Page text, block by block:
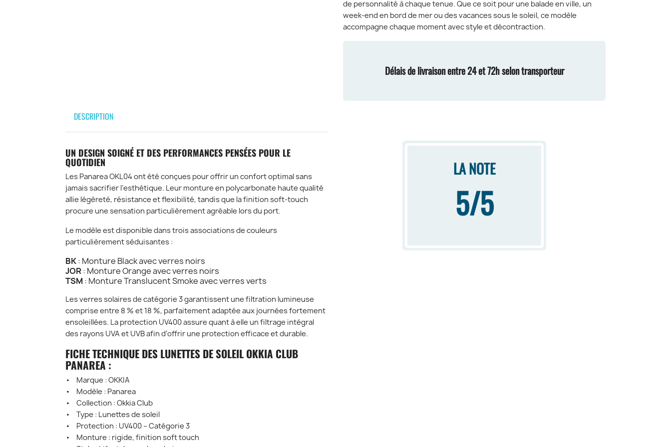
de personnalité à chaque tenue. Que ce soit pour une balade en ville, un
week-end en bord de mer ou des vacances sous le soleil, ce modèle
accompagne chaque moment avec style et décontraction.
Délais de livraison entre 24 et 72h selon transporteur
DESCRIPTION
UN DESIGN SOIGNÉ ET DES PERFORMANCES PENSÉES POUR LE
QUOTIDIEN
Les Panarea OKL04 ont été conçues pour offrir un confort optimal sans
jamais sacrifier l’esthétique. Leur monture en polycarbonate haute qualité
allie légèreté, résistance et flexibilité, tandis que la finition soft-touch
procure une sensation particulièrement agréable lors du port.
Le modèle est disponible dans trois associations de couleurs
particulièrement séduisantes :
BK: Monture Black avec verres noirs
JOR: Monture Orange avec verres noirs
TSM : Monture Translucent Smoke avec verres verts
Les verres solaires de catégorie 3 garantissent une filtration lumineuse
comprise entre 8 % et 18 %, parfaitement adaptée aux journées fortement
ensoleillées. La protection UV400 assure quant à elle un filtrage intégral
des rayons UVA et UVB afin d’offrir une protection efficace et durable.
FICHE TECHNIQUE DES LUNETTES DE SOLEIL OKKIA CLUB
PANAREA :
• Marque : OKKIA
• Modèle : Panarea
• Collection : Okkia Club
• Type : Lunettes de soleil
• Protection : UV400 – Catégorie 3
• Monture : rigide, finition soft touch
LA NOTE
5/5